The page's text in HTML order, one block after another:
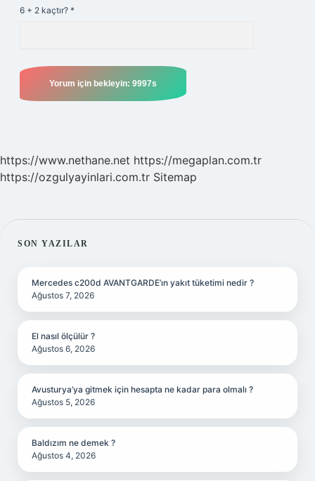
6 + 2 kaçtır? *
https://www.nethane.net https://megaplan.com.tr
https://ozgulyayinlari.com.tr Sitemap
SIDEBAR
SON YAZILAR
Mercedes c200d AVANTGARDE’ın yakıt tüketimi nedir ?
Ağustos 7, 2026
El nasıl ölçülür ?
Ağustos 6, 2026
Avusturya’ya gitmek için hesapta ne kadar para olmalı ?
Ağustos 5, 2026
Baldızım ne demek ?
Ağustos 4, 2026